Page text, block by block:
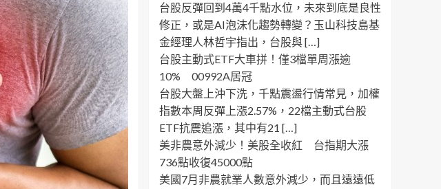
台股反彈回到4萬4千點水位，未來到底是良性
修正，或是AI泡沫化趨勢轉變？玉山科技島基
金經理人林哲宇指出，台股與 […]
台股主動式ETF大車拼！僅3檔單周漲逾
10% 00992A居冠
台股大盤上沖下洗，千點震盪行情常見，加權
指數本周反彈上漲2.57%，22檔主動式台股
ETF抗震追漲，其中有21 […]
美非農意外減少！美股全收紅 台指期大漲
736點收復45000點
美國7月非農就業人數意外減少，而且遠遠低